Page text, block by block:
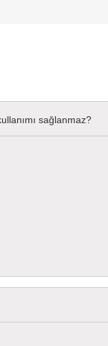
sağlanmaz?